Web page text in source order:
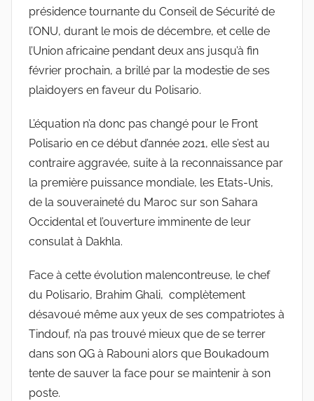
présidence tournante du Conseil de Sécurité de
l’ONU, durant le mois de décembre, et celle de
l’Union africaine pendant deux ans jusqu’à fin
février prochain, a brillé par la modestie de ses
plaidoyers en faveur du Polisario.
L’équation n’a donc pas changé pour le Front
Polisario en ce début d’année 2021, elle s’est au
contraire aggravée, suite à la reconnaissance par
la première puissance mondiale, les Etats-Unis,
de la souveraineté du Maroc sur son Sahara
Occidental et l’ouverture imminente de leur
consulat à Dakhla.
Face à cette évolution malencontreuse, le chef
du Polisario, Brahim Ghali, complètement
désavoué même aux yeux de ses compatriotes à
Tindouf, n’a pas trouvé mieux que de se terrer
dans son QG à Rabouni alors que Boukadoum
tente de sauver la face pour se maintenir à son
poste.